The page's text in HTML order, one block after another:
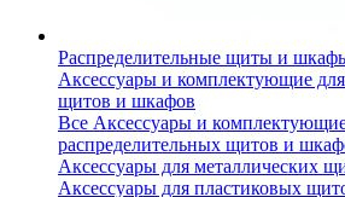
Распределительные щиты и
Аксессуары и комплектующие
щитов и шкафов
Все Аксессуары и
распределительных щитов и
Аксессуары для металлических
Аксессуары для пластиковых